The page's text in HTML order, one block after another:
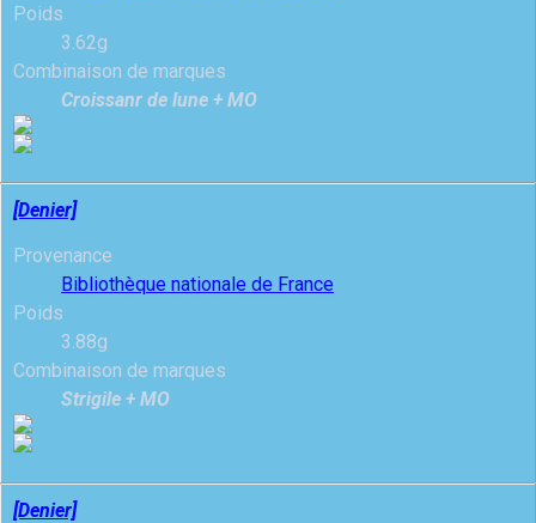
Poids
3.62g
Combinaison de marques
Croissanr de lune + MO
[Denier]
Provenance
Bibliothèque nationale de France
Poids
3.88g
Combinaison de marques
Strigile + MO
[Denier]